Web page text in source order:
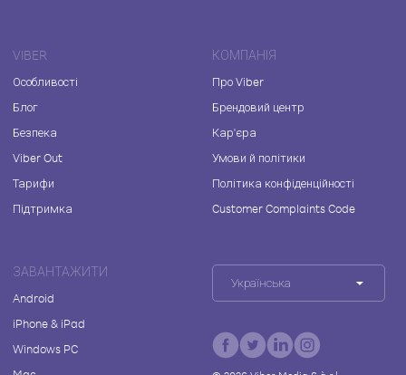
VIBER
Особливості
Блог
Безпека
Viber Out
Тарифи
Підтримка
КОМПАНІЯ
Про Viber
Брендовий центр
Кар'єра
Умови й політики
Політика конфіденційності
Customer Complaints Code
ЗАВАНТАЖИТИ
Android
iPhone & iPad
Windows PC
Українська